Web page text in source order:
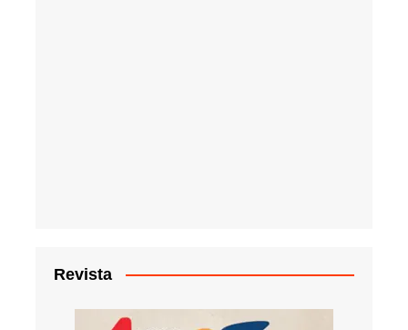
Revista